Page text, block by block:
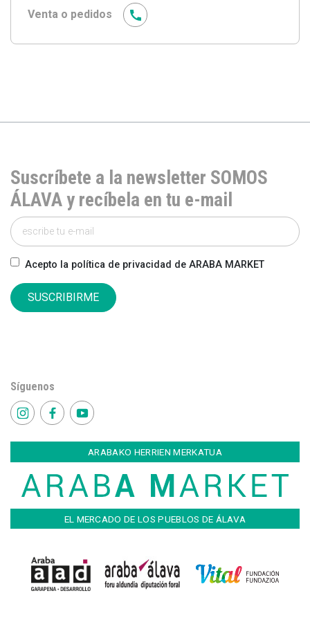
Venta o pedidos
Suscríbete a la newsletter SOMOS
ÁLAVA y recíbela en tu e-mail
Acepto la política de privacidad de ARABA MARKET
SUSCRIBIRME
Síguenos
ARABAKO HERRIEN MERKATUA
EL MERCADO DE LOS PUEBLOS DE ÁLAVA